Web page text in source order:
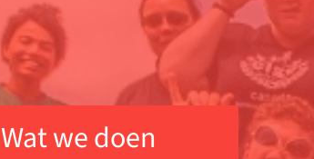
Wat we doen